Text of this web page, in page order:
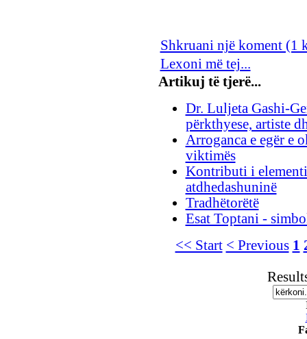
Shkruani një koment (1
Lexoni më tej...
Artikuj të tjerë...
Dr. Luljeta Gashi-
përkthyese, artiste
Arroganca e egër e
viktimës
Kontributi i
atdhedashuninë
Tradhëtorëtë
Esat Toptani -
<< Start < Previous 1